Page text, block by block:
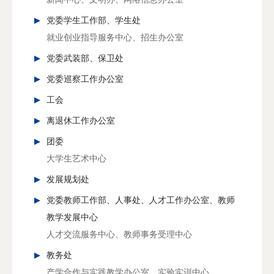
党委学生工作部、学生处
就业创业指导服务中心、招生办公室
党委武装部、保卫处
党委巡察工作办公室
工会
离退休工作办公室
团委
大学生艺术中心
发展规划处
党委教师工作部、人事处、人才工作办公室、教师
教学发展中心
人才交流服务中心、教师事务受理中心
教务处